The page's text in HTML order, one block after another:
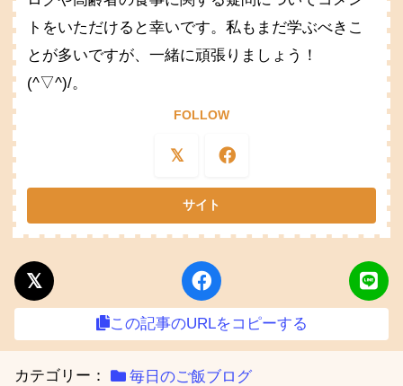
トをいただけると幸いです。私もまだ学ぶべきこ
とが多いですが、一緒に頑張りましょう！
(^▽^)/。
FOLLOW
この記事のURLをコピーする
カテゴリー： 毎日のご飯ブログ